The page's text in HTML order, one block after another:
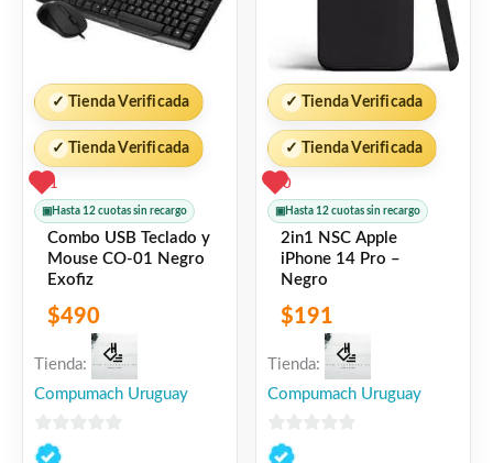
✓ Tienda Verificada
✓ Tienda Verificada
1
▣ Hasta 12 cuotas sin recargo
Combo USB Teclado y
Mouse CO-01 Negro
Exofiz
$490
Tienda:
Compumach Uruguay
0
✓ Tienda Verificada
✓ Tienda Verificada
0
▣ Hasta 12 cuotas sin recargo
2in1 NSC Apple
iPhone 14 Pro –
Negro
$191
Tienda:
Compumach Uruguay
0